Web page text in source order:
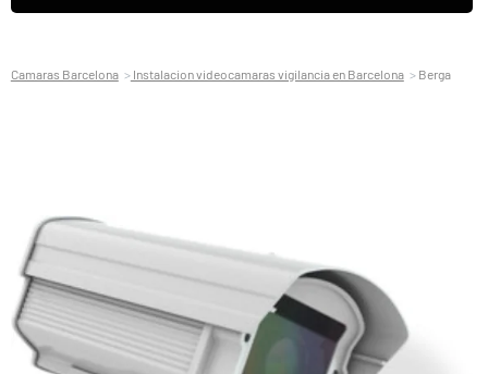
Camaras Barcelona Instalacion videocamaras vigilancia en Barcelona Berga